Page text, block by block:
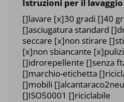
Istruzioni per il lavaggio
[]lavare [x]30 gradi []40
[]asciugatura standard
seccare [x]non stirare
[x]non sbiancante
[]idrorepellente []senza
[]marchio-etichetta
[]mobili
[]ISO50001 []riciclabile